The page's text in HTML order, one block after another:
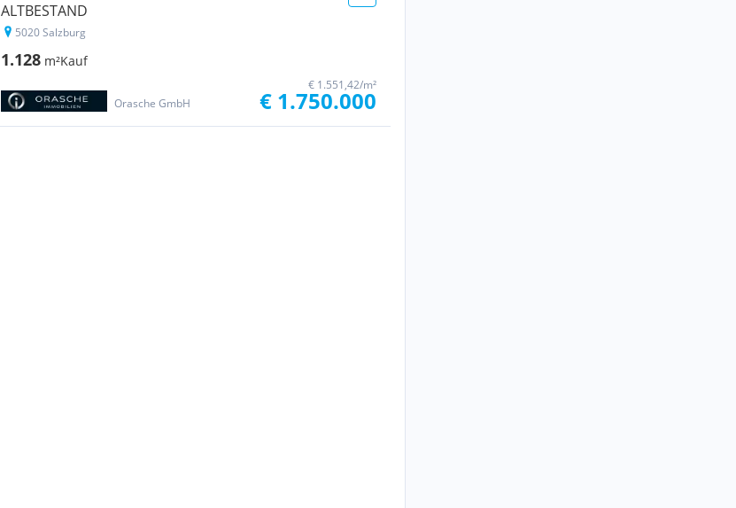
ALTBESTAND
5020 Salzburg
1.128 m²Kauf
Orasche GmbH
€ 1.551,42/m²
€ 1.750.000